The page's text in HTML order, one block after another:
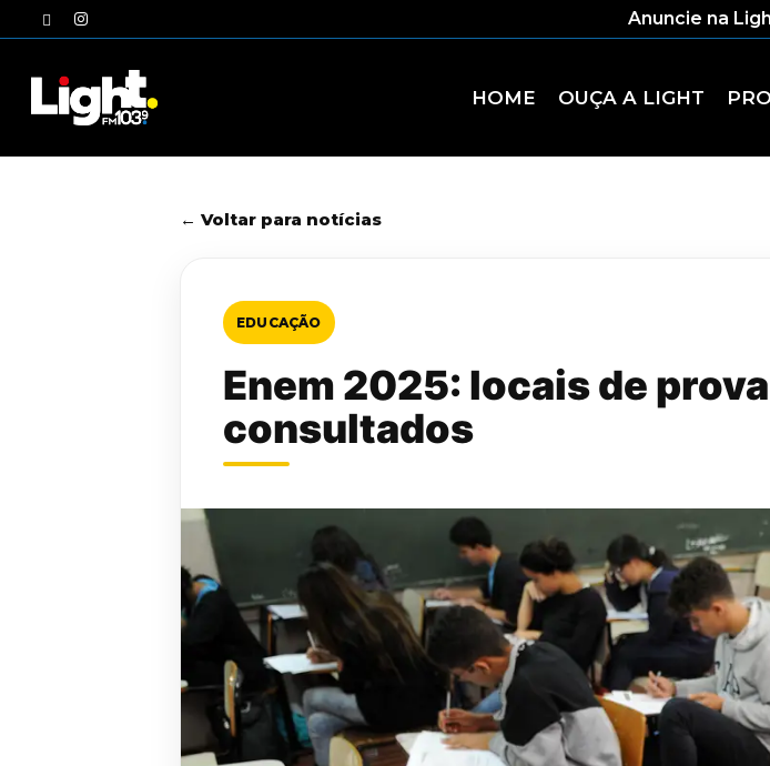
to
twitterinstagram Anuncie na
HOME OUÇA A LIGHT
← Voltar para notícias
EDUCAÇÃO
Enem 2025: locais de
consultados